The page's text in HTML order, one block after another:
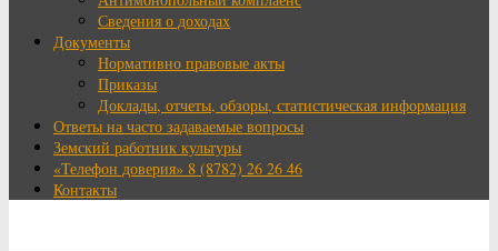
Сведения о доходах
Документы
Нормативно правовые акты
Приказы
Доклады, отчеты, обзоры, статистическая информация
Ответы на часто задаваемые вопросы
Земский работник культуры
«Телефон доверия» 8 (8782) 26 26 46
Контакты